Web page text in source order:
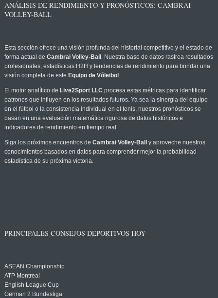
ANÁLISIS DE RENDIMIENTO Y PRONÓSTICOS: CAMBRAI
VOLLEY-BALL
Esta sección ofrece una visión profunda del historial competitivo y el estado de
forma actual de Cambrai Volley-Ball . Nuestra base de datos rastrea resultados
profesionales, estadísticas H2H y tendencias de rendimiento para brindar una
visión completa de este Equipo de Vóleibol .
El motor analítico de Live2Sport LLC procesa estas métricas para identificar
patrones que influyen en los resultados futuros. Ya sea la sinergia del equipo
en el fútbol o la consistencia individual en el tenis, nuestros pronósticos se
basan en una evaluación matemática rigurosa de datos históricos e
indicadores de rendimiento en tiempo real.
Siga los próximos encuentros de Cambrai Volley-Ball
y aproveche nuestros
conocimientos basados en datos para comprender mejor la probabilidad
estadística de su próxima victoria.
PRINCIPALES CONSEJOS DEPORTIVOS HOY
ASEAN Championship
ATP Montreal
English League Cup
German 2 Bundesliga